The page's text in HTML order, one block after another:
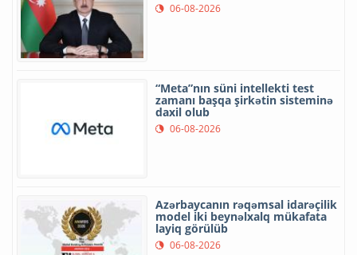
06-08-2026
“Meta”nın süni intellekti test
zamanı başqa şirkətin sisteminə
daxil olub
06-08-2026
Azərbaycanın rəqəmsal idarəçilik
model iki beynəlxalq mükafata
layiq görülüb
06-08-2026